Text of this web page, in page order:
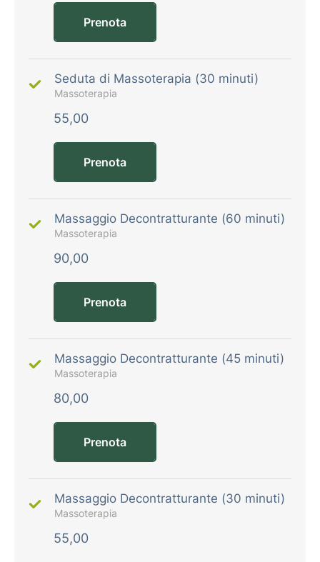
Prenota
Seduta di Massoterapia (30 minuti)
Massoterapia
55,00
Prenota
Massaggio Decontratturante (60 minuti)
Massoterapia
90,00
Prenota
Massaggio Decontratturante (45 minuti)
Massoterapia
80,00
Prenota
Massaggio Decontratturante (30 minuti)
Massoterapia
55,00